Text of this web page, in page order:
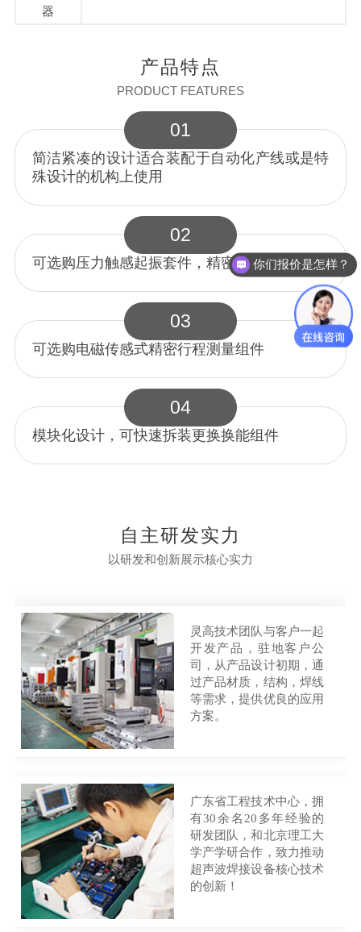
器
产品特点
PRODUCT FEATURES
01
简洁紧凑的设计适合装配于自动化产线或是特
殊设计的机构上使用
02
可选购压力触感起振套件，精密控制成品高度
03
可选购电磁传感式精密行程测量组件
04
模块化设计，可快速拆装更换换能组件
自主研发实力
以研发和创新展示核心实力
灵高技术团队与客户一起
开发产品，驻地客户公
司，从产品设计初期，通
过产品材质，结构，焊线
等需求，提供优良的应用
方案。
广东省工程技术中心，拥
有30余名20多年经验的
研发团队，和北京理工大
学产学研合作，致力推动
超声波焊接设备核心技术
的创新！
你们报价是怎样？